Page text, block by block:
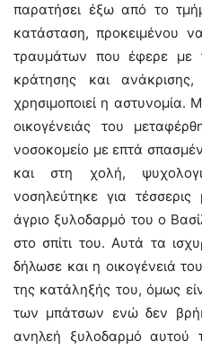
παρατήσει έξω από το
κατάσταση, προκειμένου
τραυμάτων που έφερε με
κράτησης και
χρησιμοποιεί η αστυνομία.
οικογένειάς του
νοσοκομείο με επτά
και στη χολή,
νοσηλεύτηκε για
άγριο ξυλοδαρμό του ο
στο σπίτι του. Αυτά τα
δήλωσε και η οικογένειά
της κατάληξής του, όμως
των μπάτσων ενώ δεν
ανηλεή ξυλοδαρμό αυτού